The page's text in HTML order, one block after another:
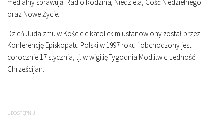
medialny sprawują: Radio Rodzina, Niedziela, Gość Niedzielnego
oraz Nowe Życie.
Dzień Judaizmu w Kościele katolickim ustanowiony został przez
Konferencję Episkopatu Polski w 1997 roku i obchodzony jest
corocznie 17 stycznia, tj. w wigilię Tygodnia Modlitw o Jedność
Chrześcijan.
UDOSTĘPNIJ